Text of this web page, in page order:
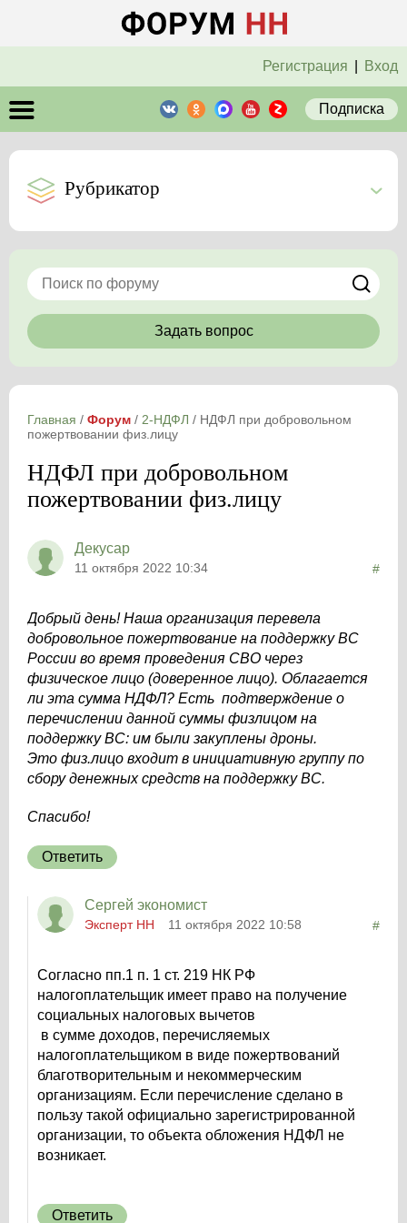
Регистрация Вход
Подписка
Рубрикатор
Задать вопрос
Главная / Форум / 2-НДФЛ / НДФЛ при добровольном
пожертвовании физ.лицу
НДФЛ при добровольном
пожертвовании физ.лицу
Декусар
11 октября 2022 10:34 #
Добрый день! Наша организация перевела
добровольное пожертвование на поддержку ВС
России во время проведения СВО через
физическое лицо (доверенное лицо). Облагается
ли эта сумма НДФЛ? Есть подтверждение о
перечислении данной суммы физлицом на
поддержку ВС: им были закуплены дроны.
Это физ.лицо входит в инициативную группу по
сбору денежных средств на поддержку ВС.
Спасибо!
Ответить
Сергей экономист
Эксперт НН 11 октября 2022 10:58 #
Согласно пп.1 п. 1 ст. 219 НК РФ
налогоплательщик имеет право на получение
социальных налоговых вычетов
в сумме доходов, перечисляемых
налогоплательщиком в виде пожертвований
благотворительным и некоммерческим
организациям. Если перечисление сделано в
пользу такой официально зарегистрированной
организации, то объекта обложения НДФЛ не
возникает.
Ответить